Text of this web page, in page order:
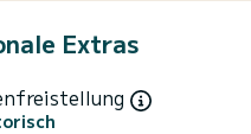
Extras